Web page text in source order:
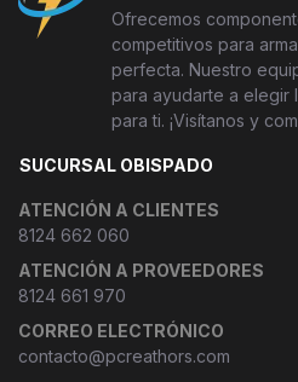
Ofrecemos
competitivos para
perfecta. Nuestro
para ayudarte a elegir
para ti. ¡Visítanos y
SUCURSAL OBISPADO
ATENCIÓN A CLIENTES
8124 662 060
ATENCIÓN A PROVEEDORES
8124 661 970
CORREO ELECTRÓNICO
contacto@pcreathors.com